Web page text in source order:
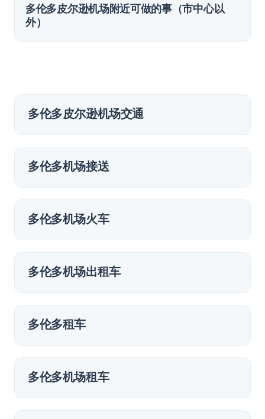
多伦多皮尔逊机场附近可做的事（市中心以
外）
多伦多皮尔逊机场交通
多伦多机场接送
多伦多机场火车
多伦多机场出租车
多伦多租车
多伦多机场租车